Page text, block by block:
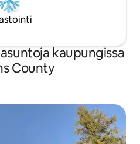
kaupungissa
County